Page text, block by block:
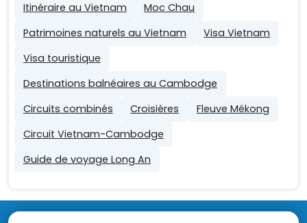
Itinéraire au Vietnam
Moc Chau
Patrimoines naturels au Vietnam
Visa Vietnam
Visa touristique
Destinations balnéaires au Cambodge
Circuits combinés
Croisières
Fleuve Mékong
Circuit Vietnam-Cambodge
Guide de voyage Long An